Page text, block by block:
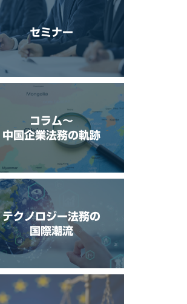
セミナー
コラム〜
中国企業法務の軌跡
テクノロジー法務の
国際潮流